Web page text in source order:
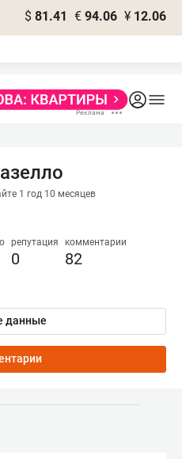
$ 81.41 € 94.06 ¥ 12.06
1 год 10 месяцев
репутация
0
комментарии
82
данные